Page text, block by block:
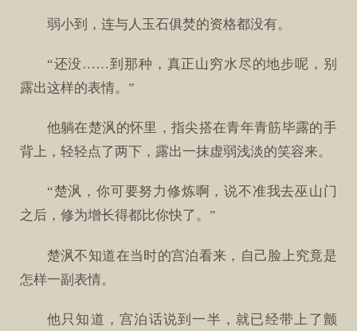
弱小到，连与人玉石俱焚的资格都没有。
“还没……到那种，真正山穷水尽的地步呢，别
露出这样的表情。”
他躺在楚沨的怀里，指尖搭在青年青筋毕露的手
背上，轻轻点了两下，露出一抹虚弱浅淡的笑容来。
“楚沨，你可要努力修炼啊，说不准我去巫山门
之后，修为增长得都比你快了。”
楚沨不知道在当时的宫泊看来，自己脸上究竟是
怎样一副表情。
他只知道，宫泊话说到一半，就已经带上了颤